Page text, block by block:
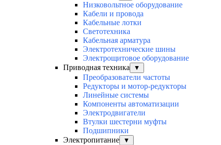
Низковольтное оборудование
Кабели и провода
Кабельные лотки
Светотехника
Кабельная арматура
Электротехнические шины
Электрощитовое оборудование
Приводная техника
▼
Преобразователи частоты
Редукторы и мотор-редукторы
Линейные системы
Компоненты автоматизации
Электродвигатели
Втулки шестерни муфты
Подшипники
Электропитание
▼